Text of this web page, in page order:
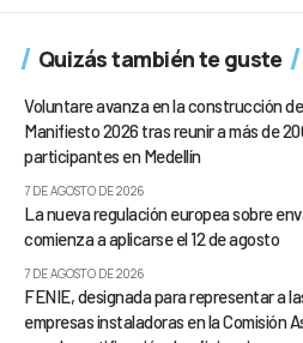
Quizás también te guste
Voluntare avanza en la construcción
Manifiesto 2026 tras reunir a más de
participantes en Medellín
7 DE AGOSTO DE 2026
La nueva regulación europea sobre
comienza a aplicarse el 12 de agosto
7 DE AGOSTO DE 2026
FENIE, designada para representar a
empresas instaladoras en la Comisión